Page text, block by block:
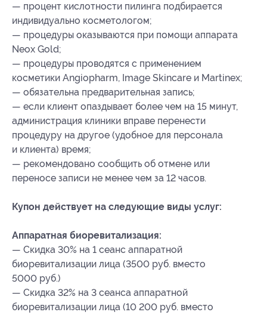
— процент кислотности пилинга подбирается
индивидуально косметологом;
— процедуры оказываются при помощи аппарата
Neox Gold;
— процедуры проводятся с применением
косметики Angiopharm, Image Skincare и Martinex;
— обязательна предварительная запись;
— если клиент опаздывает более чем на 15 минут,
администрация клиники вправе перенести
процедуру на другое (удобное для персонала
и клиента) время;
— рекомендовано сообщить об отмене или
переносе записи не менее чем за 12 часов.
Купон действует на следующие виды услуг:
Аппаратная биоревитализация:
— Скидка 30% на 1 сеанс аппаратной
биоревитализации лица (3500 руб. вместо
5000 руб.)
— Скидка 32% на 3 сеанса аппаратной
биоревитализации лица (10 200 руб. вместо